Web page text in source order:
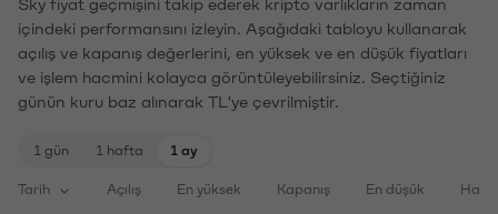
Sky fiyat geçmişini takip ederek kripto varlıkların zaman
içindeki performansını izleyin. Aşağıdaki tabloyu kullanarak
açılış ve kapanış değerlerini, en yüksek ve en düşük fiyatları
ve işlem hacmini kolayca görüntüleyebilirsiniz. Seçtiğiniz
günün kuru baz alınarak TL'ye çevrilmiştir.
1 gün 1 hafta 1 ay
Tarih Açılış En yüksek Kapanış En düşük